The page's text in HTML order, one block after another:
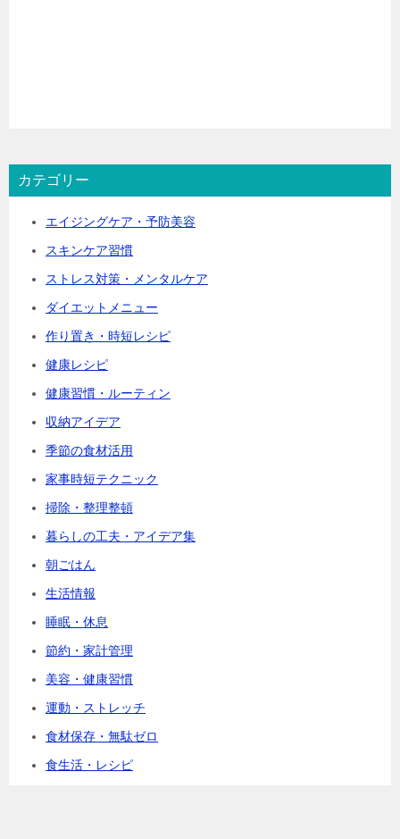
カテゴリー
エイジングケア・予防美容
スキンケア習慣
ストレス対策・メンタルケア
ダイエットメニュー
作り置き・時短レシピ
健康レシピ
健康習慣・ルーティン
収納アイデア
季節の食材活用
家事時短テクニック
掃除・整理整頓
暮らしの工夫・アイデア集
朝ごはん
生活情報
睡眠・休息
節約・家計管理
美容・健康習慣
運動・ストレッチ
食材保存・無駄ゼロ
食生活・レシピ